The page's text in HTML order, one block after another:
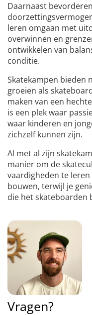
Daarnaast
leren omgaan met
overwinnen en
ontwikkelen van
conditie.
Skatekampen bieden
groeien als
maken van een
is een plek waar
waar kinderen en
zichzelf kunnen zijn.
Al met al zijn
manier om de
vaardigheden te
bouwen, terwijl je
die het skateboarden
Vragen?